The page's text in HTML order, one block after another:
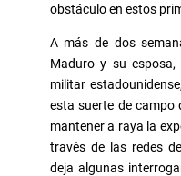
obstáculo en estos
­A más de dos
Maduro y su esposa,
militar
esta suerte de campo
mantener a raya la
través de las redes
deja algunas